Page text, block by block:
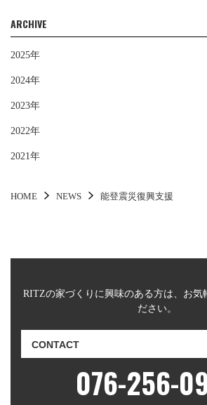
ARCHIVE
2025年
2024年
2023年
2022年
2021年
HOME NEWS 能登震災復興支援
RITZの家づくりに興味のある方は、お気
ださい。
CONTACT
076-256-